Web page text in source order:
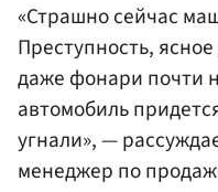
«Страшно сейчас
Преступность,
даже фонари почти
автомобиль
угнали», —
менеджер по